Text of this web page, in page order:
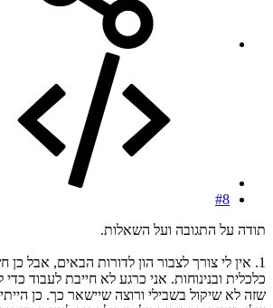
#8
תודה על התגובה ועל השאלות.
1. אין לי צורך לצבור הון לדורות הבאים, אבל כן
כלכלית ובנינוחות. אני כרגע לא חייבת לעבוד
שזה לא שיקול בשבילי ורוצה שיישאר כך. כן